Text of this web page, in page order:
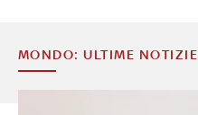
MONDO: ULTIME NOTIZIE